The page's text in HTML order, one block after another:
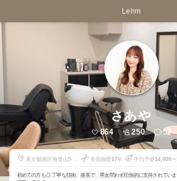
Lehm
さあや
864 250 52
東京都港区南青山5-
美容師歴17年 平均予算14,000〜
初めての方も◎ 丁寧な技術、接客で、男女問わず圧倒的に支持されてい